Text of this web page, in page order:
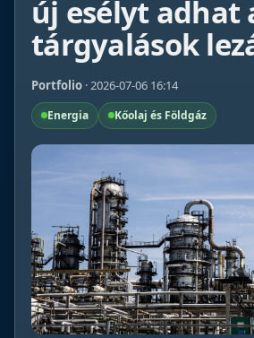
új esélyt adhat
tárgyalások
Portfolio · 2026-07-06 16:14
Energia Kőolaj és Földgáz